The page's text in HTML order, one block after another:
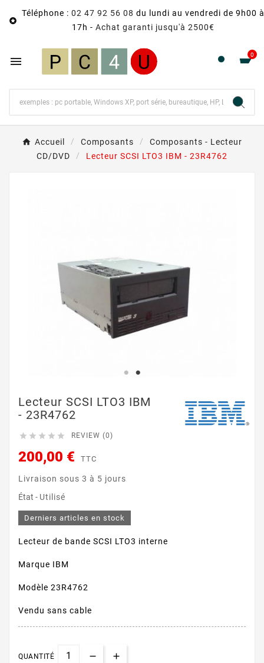

Téléphone : 02 47 92 56 08 du lundi au vendredi de 9h00 à
17h - Achat garanti jusqu'à 2500€
 0
Accueil Composants
Composants - Lecteur
CD/DVD
Lecteur SCSI LTO3 IBM - 23R4762
Lecteur SCSI LTO3 IBM
- 23R4762
     REVIEW (0)
200,00 € TTC
Livraison sous 3 à 5 jours
État - Utilisé
Derniers articles en stock
Lecteur de bande SCSI LTO3 interne
Marque IBM
Modèle 23R4762
Vendu sans cable
QUANTITÉ